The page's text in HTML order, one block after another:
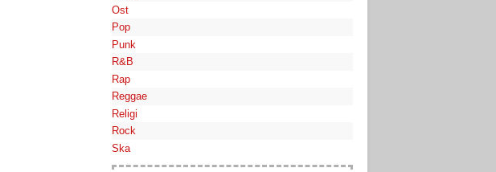
Ost
Pop
Punk
R&B
Rap
Reggae
Religi
Rock
Ska